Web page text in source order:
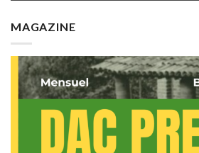
MAGAZINE